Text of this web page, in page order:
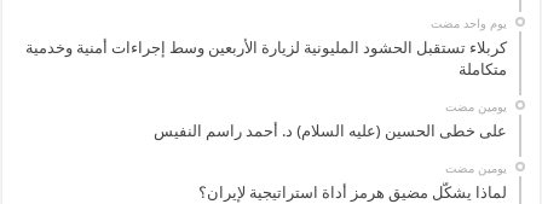
‏يوم واحد مضت
كربلاء تستقبل الحشود المليونية لزيارة الأربعين وسط إجراءات أمنية وخدمية
متكاملة
‏يومين مضت
على خطى الحسين (عليه السلام) د. أحمد راسم النفيس
‏يومين مضت
لماذا يشكّل مضيق هرمز أداة استراتيجية لإيران؟